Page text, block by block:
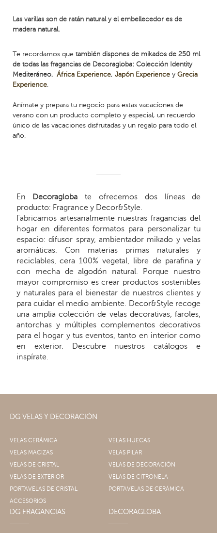
Las varillas son de ratán natural y el embellecedor es de
madera natural.
Te recordamos quetambién dispones de mikados de 250 ml
de todas las fragancias de Decoragloba: Colección Identity
Mediteráneo, África Experience,Japón Experience yGrecia
Experience
Anímate y prepara tu negocio para estas vacaciones de
verano con un producto completo y especial, un recuerdo
único de las vacaciones disfrutadas y un regalo para todo el
año.
En Decoragloba te ofrecemos dos líneas de
producto: Fragrance y Decor&Style.
Fabricamos artesanalmente nuestras fragancias del
hogar en diferentes formatos para personalizar tu
espacio: difusor spray, ambientador mikado y velas
aromáticas. Con materias primas naturales y
reciclables, cera 100% vegetal, libre de parafina y
con mecha de algodón natural. Porque nuestro
mayor compromiso es crear productos sostenibles
y naturales para el bienestar de nuestros clientes y
para cuidar el medio ambiente. Decor&Style recoge
una amplia colección de velas decorativas, faroles,
antorchas y múltiples complementos decorativos
para el hogar y tus eventos, tanto en interior como
en exterior. Descubre nuestros catálogos e
inspírate.
DG VELAS Y DECORACIÓN
VELAS CERÁMICA
VELAS HUECAS
VELAS MACIZAS
VELAS PILAR
VELAS DE CRISTAL
VELAS DE DECORACIÓN
VELAS DE EXTERIOR
VELAS DE CITRONELA
PORTAVELAS DE CRISTAL
PORTAVELAS DE CERÁMICA
ACCESORIOS
DG FRAGANCIAS DECORAGLOBA